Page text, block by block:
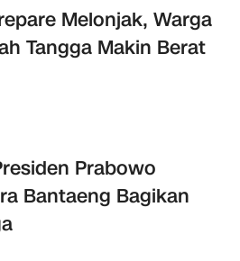
Melonjak, Warga
Tangga Makin Berat
Prabowo
Bantaeng Bagikan